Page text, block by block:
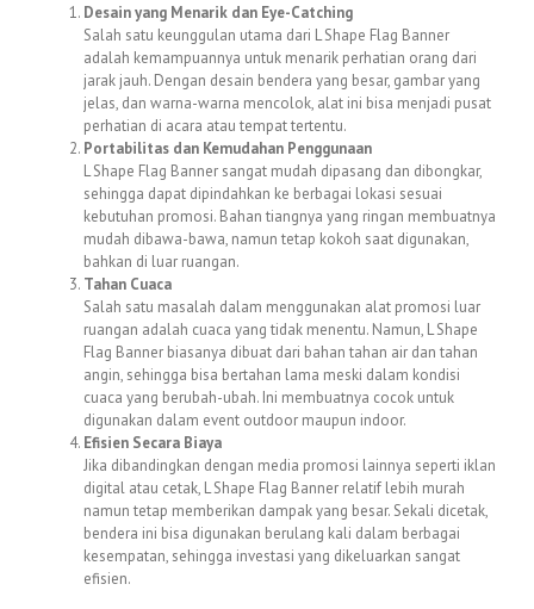
Desain yang Menarik dan Eye-Catching
Salah satu keunggulan utama dari L Shape Flag Banner
adalah kemampuannya untuk menarik perhatian orang dari
jarak jauh. Dengan desain bendera yang besar, gambar yang
jelas, dan warna-warna mencolok, alat ini bisa menjadi pusat
perhatian di acara atau tempat tertentu.
Portabilitas dan Kemudahan Penggunaan
L Shape Flag Banner sangat mudah dipasang dan dibongkar,
sehingga dapat dipindahkan ke berbagai lokasi sesuai
kebutuhan promosi. Bahan tiangnya yang ringan membuatnya
mudah dibawa-bawa, namun tetap kokoh saat digunakan,
bahkan di luar ruangan.
Tahan Cuaca
Salah satu masalah dalam menggunakan alat promosi luar
ruangan adalah cuaca yang tidak menentu. Namun, L Shape
Flag Banner biasanya dibuat dari bahan tahan air dan tahan
angin, sehingga bisa bertahan lama meski dalam kondisi
cuaca yang berubah-ubah. Ini membuatnya cocok untuk
digunakan dalam event outdoor maupun indoor.
Efisien Secara Biaya
Jika dibandingkan dengan media promosi lainnya seperti iklan
digital atau cetak, L Shape Flag Banner relatif lebih murah
namun tetap memberikan dampak yang besar. Sekali dicetak,
bendera ini bisa digunakan berulang kali dalam berbagai
kesempatan, sehingga investasi yang dikeluarkan sangat
efisien.